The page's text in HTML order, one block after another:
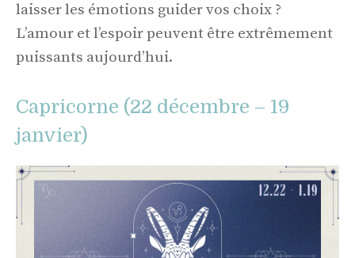
laisser les émotions guider vos choix ?
L’amour et l’espoir peuvent être extrêmement
puissants aujourd’hui.
Capricorne (22 décembre – 19
janvier)